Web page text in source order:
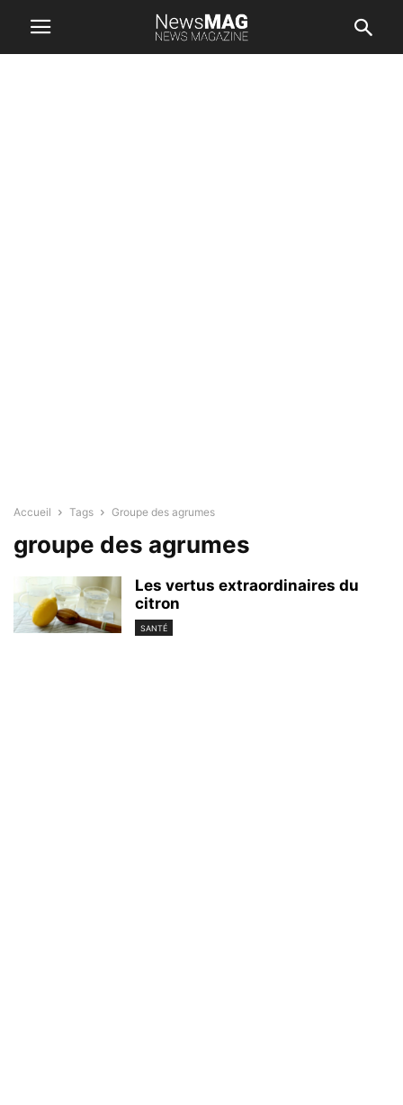
Accueil Tags Groupe des agrumes
groupe des agrumes
Les vertus extraordinaires du
citron
SANTÉ